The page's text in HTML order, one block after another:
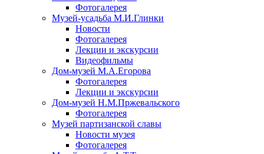
Фотогалерея
Музей-усадьба М.И.Глинки
Новости
Фотогалерея
Лекции и экскурсии
Видеофильмы
Дом-музей М.А.Егорова
Фотогалерея
Лекции и экскурсии
Дом-музей Н.М.Пржевальского
Фотогалерея
Музей партизанской славы
Новости музея
Фотогалерея